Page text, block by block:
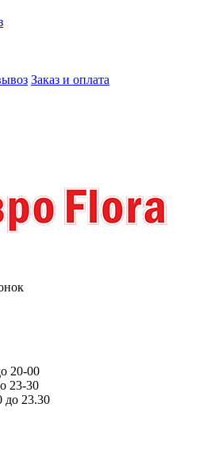
Заказ и оплата
20-00
23-30
до 23.30